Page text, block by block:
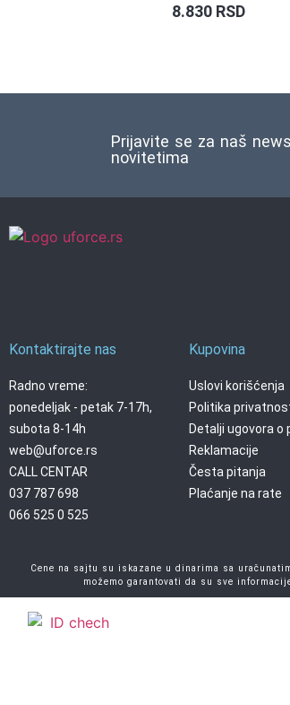
8.830 RSD
Prijavite se za naš
novitetima
Kontaktirajte nas
Radno vreme:
ponedeljak - petak 7-17h,
subota 8-14h
web@uforce.rs
CALL CENTAR
037 787 698
066 525 0 525
Kupovina
Uslovi korišćenja
Politika
Detalji ugovora o
Reklamacije
Česta pitanja
Plaćanje na rate
Cene na sajtu su iskazane u dinarima sa
možemo garantovati da su sve